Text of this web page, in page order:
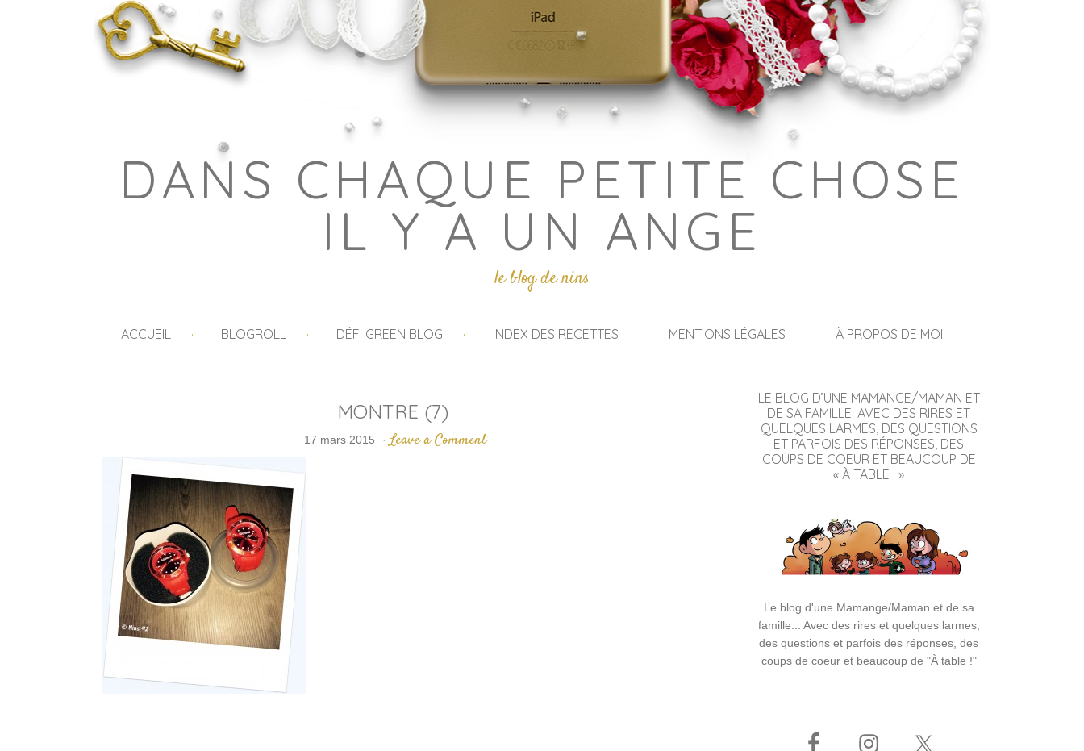
DANS CHAQUE PETITE CHOSE
IL Y A UN ANGE
le blog de nins
ACCUEIL BLOGROLL DÉFI GREEN BLOG INDEX DES RECETTES MENTIONS LÉGALES À PROPOS DE MOI
MONTRE (7)
17 mars 2015 · Leave a Comment
LE BLOG D’UNE MAMANGE/MAMAN ET
DE SA FAMILLE. AVEC DES RIRES ET
QUELQUES LARMES, DES QUESTIONS
ET PARFOIS DES RÉPONSES, DES
COUPS DE COEUR ET BEAUCOUP DE
« À TABLE ! »
Le blog d'une Mamange/Maman et de sa
famille... Avec des rires et quelques larmes,
des questions et parfois des réponses, des
coups de coeur et beaucoup de "À table !"